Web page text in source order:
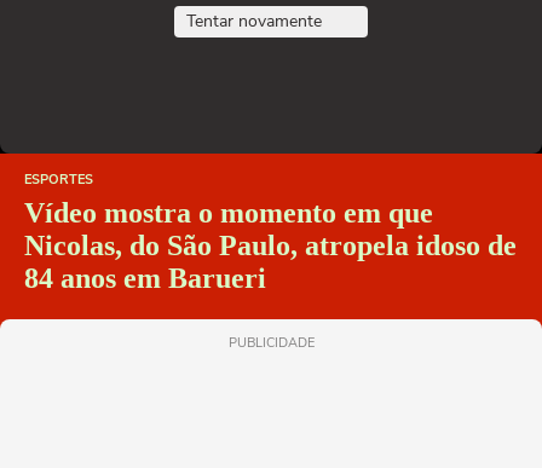
Tentar novamente
ESPORTES
Vídeo mostra o momento em que
Nicolas, do São Paulo, atropela idoso de
84 anos em Barueri
PUBLICIDADE